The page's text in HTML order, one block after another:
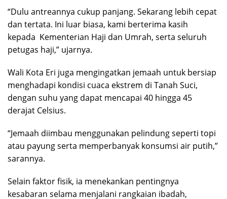
“Dulu antreannya cukup panjang. Sekarang lebih cepat
dan tertata. Ini luar biasa, kami berterima kasih
kepada Kementerian Haji dan Umrah, serta seluruh
petugas haji,” ujarnya.
Wali Kota Eri juga mengingatkan jemaah untuk bersiap
menghadapi kondisi cuaca ekstrem di Tanah Suci,
dengan suhu yang dapat mencapai 40 hingga 45
derajat Celsius.
“Jemaah diimbau menggunakan pelindung seperti topi
atau payung serta memperbanyak konsumsi air putih,”
sarannya.
Selain faktor fisik, ia menekankan pentingnya
kesabaran selama menjalani rangkaian ibadah,